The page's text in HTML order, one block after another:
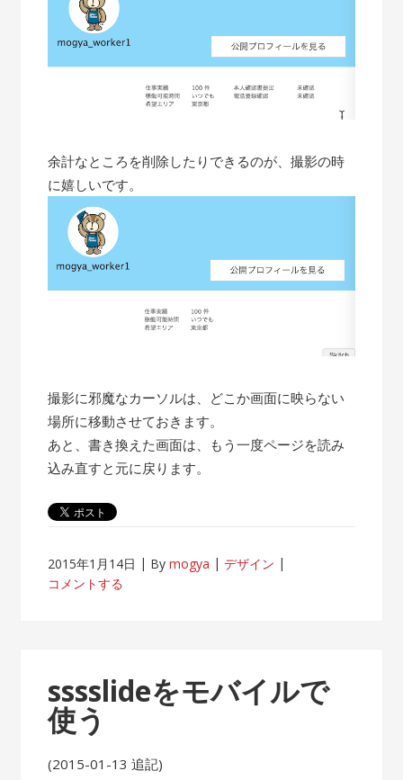
余計なところを削除したりできるのが、撮影の時
に嬉しいです。
撮影に邪魔なカーソルは、どこか画面に映らない
場所に移動させておきます。
あと、書き換えた画面は、もう一度ページを読み
込み直すと元に戻ります。
2015年1月14日 Bymogya
デザイン
コメントする
sssslideをモバイルで
使う
(2015-01-13 追記)